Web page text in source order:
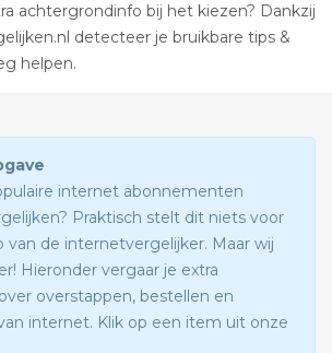
achtergrondinfo bij het kiezen? Dankzij
detecteer je bruikbare tips &
helpen.
internet abonnementen
Praktisch stelt dit niets voor
van de internetvergelijker. Maar wij
Hieronder vergaar je extra
overstappen, bestellen en
internet. Klik op een item uit onze